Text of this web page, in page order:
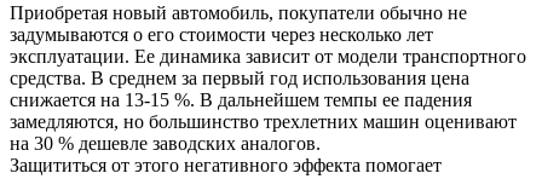
Приобретая новый автомобиль, покупатели обычно не
задумываются о его стоимости через несколько лет
эксплуатации. Ее динамика зависит от модели транспортного
средства. В среднем за первый год использования цена
снижается на 13-15 %. В дальнейшем темпы ее падения
замедляются, но большинство трехлетних машин оценивают
на 30 % дешевле заводских аналогов.
Защититься от этого негативного эффекта помогает